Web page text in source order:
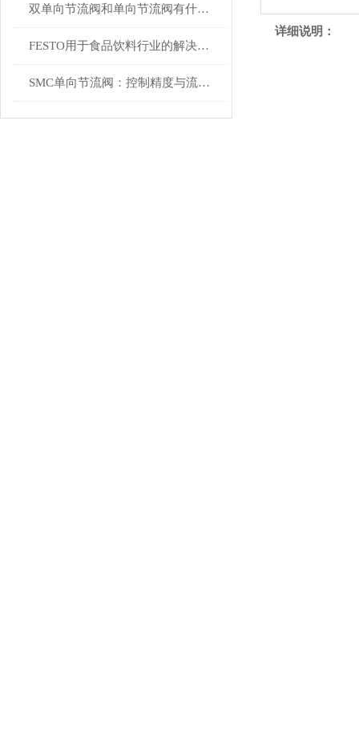
双单向节流阀和单向节流阀有什么区别？
FESTO用于食品饮料行业的解决方案
SMC单向节流阀：控制精度与流量调节的关键
详细说明：